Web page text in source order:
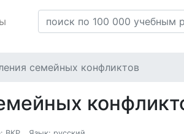
семейных конфликтов